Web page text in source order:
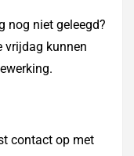
nog niet geleegd?
vrijdag kunnen
contact op met